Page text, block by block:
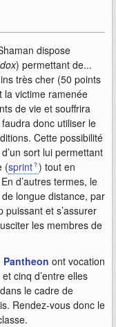
dispose
) permettant de...
très cher (50 points
la victime ramenée
de vie et souffrira
donc utiliser le
Cette possibilité
sort lui permettant
(sprint ) tout en
d’autres termes, le
longue distance, par
et s’assurer
les membres de
Pantheon ont vocation
cinq d’entre elles
le cadre de
Rendez-vous donc le